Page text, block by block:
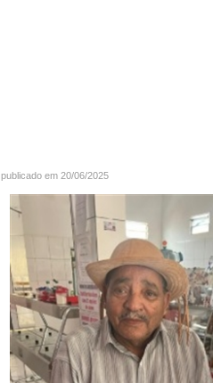
publicado em 20/06/2025